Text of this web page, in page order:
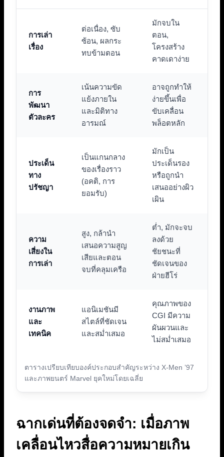
ตารางเปรียบเทียบองค์ประกอบสำคัญระหว่าง X-Men ’97
และภาพยนตร์ Marvel ยุคใหม่โดยเฉลี่ย
การเล่า
เรื่อง
ต่อเนื่อง, ซับ
ซ้อน, ผลกระ
ทบข้ามตอน
มักจบใน
ตอน,
โครงสร้าง
คาดเดาง่าย
การ
พัฒนา
ตัวละคร
เน้นความขัด
แย้งภายใน
และมิติทาง
อารมณ์
อาจถูกทำให้
ง่ายขึ้นเพื่อ
ขับเคลื่อน
พล็อตหลัก
ประเด็น
ทาง
ปรัชญา
เป็นแกนกลาง
ของเรื่องราว
(อคติ, การ
ยอมรับ)
มักเป็น
ประเด็นรอง
หรือถูกนำ
เสนออย่างผิว
เผิน
ความ
เสี่ยงใน
การเล่า
สูง, กล้านำ
เสนอความสูญ
เสียและตอน
จบที่คลุมเครือ
ต่ำ, มักจะจบ
ลงด้วย
ชัยชนะที่
ชัดเจนของ
ฝ่ายฮีโร่
งานภาพ
และ
เทคนิค
แอนิเมชันมี
สไตล์ที่ชัดเจน
และสม่ำเสมอ
คุณภาพของ
CGI มีความ
ผันผวนและ
ไม่สม่ำเสมอ
ฉากเด่นที่ต้องจดจำ: เมื่อภาพ
เคลื่อนไหวสื่อความหมายเกิน